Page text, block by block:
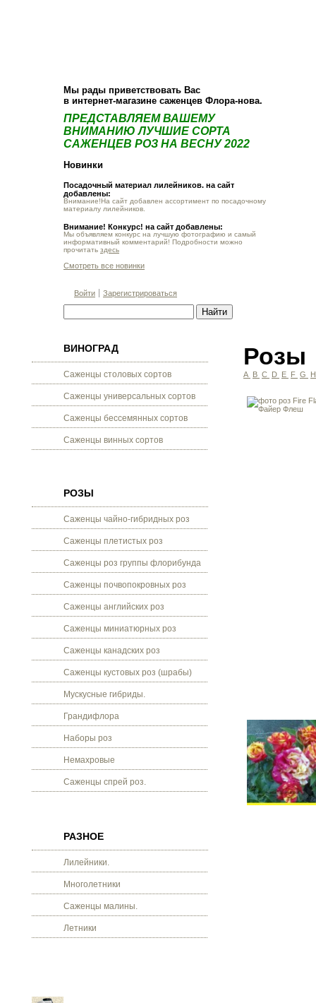
Мы рады приветствовать Вас
в интернет-магазине саженцев Флора-нова.
ПРЕДСТАВЛЯЕМ ВАШЕМУ
ВНИМАНИЮ ЛУЧШИЕ СОРТА
САЖЕНЦЕВ РОЗ НА ВЕСНУ 2022
Новинки
Посадочный материал лилейников. на сайт
добавлены:
Внимание!На сайт добавлен ассортимент по посадочному
материалу лилейников.
Внимание! Конкурс! на сайт добавлены:
Мы объявляем конкурс на лучшую фотографию и самый
информативный комментарий! Подробности можно
прочитать здесь
Смотреть все новинки
Войти Зарегистрироваться
ВИНОГРАД
Саженцы столовых сортов
Саженцы универсальных сортов
Саженцы бессемянных сортов
Саженцы винных сортов
РОЗЫ
Саженцы чайно-гибридных роз
Саженцы плетистых роз
Саженцы роз группы флорибунда
Саженцы почвопокровных роз
Саженцы английских роз
Саженцы миниатюрных роз
Саженцы канадских роз
Саженцы кустовых роз (шрабы)
Мускусные гибриды.
Грандифлора
Наборы роз
Немахровые
Саженцы спрей роз.
РАЗНОЕ
Лилейники.
Многолетники
Саженцы малины.
Летники
Розы
A B C D E F G